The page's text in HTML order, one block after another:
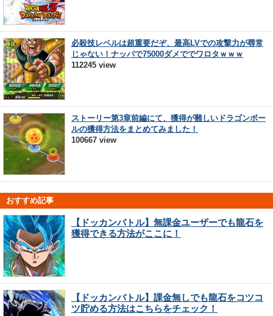
必殺技レベルは超重要だぞ、最高LVでの攻撃力が尋常
じゃない！ナッパで75000ダメででワロタｗｗｗ
112245 view
ストーリー第3章前編にて、獲得が難しいドラゴンボー
ルの獲得方法をまとめてみました！
100667 view
おすすめ記事
【ドッカンバトル】無課金ユーザーでも龍石を
獲得できる方法がここに！
【ドッカンバトル】課金無しでも龍石をコツコ
ツ貯める方法はこちらをチェック！